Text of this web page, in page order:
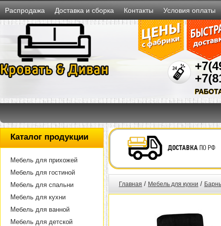
Распродажа Доставка и сборка Контакты Условия оплаты
Каталог продукции
Мебель для прихожей
Мебель для гостиной
Мебель для спальни
Мебель для кухни
Мебель для ванной
Мебель для детской
ДОСТАВКАПО РФ
Главная / Мебель для кухни /